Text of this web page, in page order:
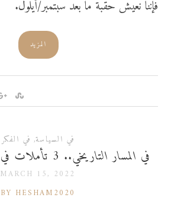
فإننا نعيش حقبة ما بعد سبتمبر/أيلول.
المزيد
في السياسة, في الفكر
في المسار التاريخي.. 3 تأملات في الأزمة الأوكرانية
MARCH 15, 2022
BY HESHAM2020